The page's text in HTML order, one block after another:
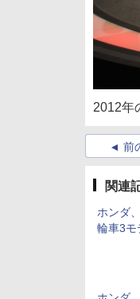
2012年
前
関連
ホンダ
輪車3モ